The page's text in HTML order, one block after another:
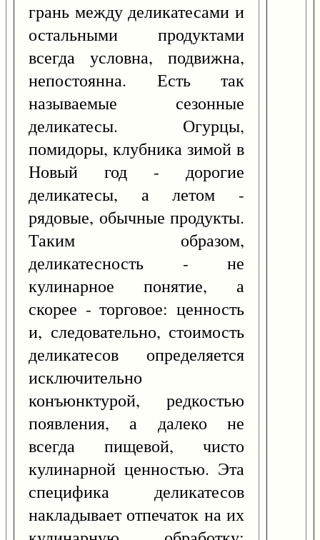
грань между деликатесами и
остальными продуктами
всегда условна, подвижна,
непостоянна. Есть так
называемые сезонные
деликатесы. Огурцы,
помидоры, клубника зимой в
Новый год - дорогие
деликатесы, а летом -
рядовые, обычные продукты.
Таким образом,
деликатесность - не
кулинарное понятие, а
скорее - торговое: ценность
и, следовательно, стоимость
деликатесов определяется
исключительно
конъюнктурой, редкостью
появления, а далеко не
всегда пищевой, чисто
кулинарной ценностью. Эта
специфика деликатесов
накладывает отпечаток на их